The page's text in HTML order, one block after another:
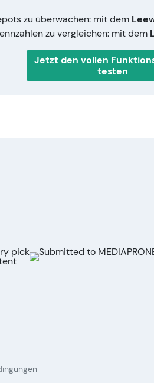
zu überwachen: mit dem
zu vergleichen: mit dem
Jetzt den vollen
testen